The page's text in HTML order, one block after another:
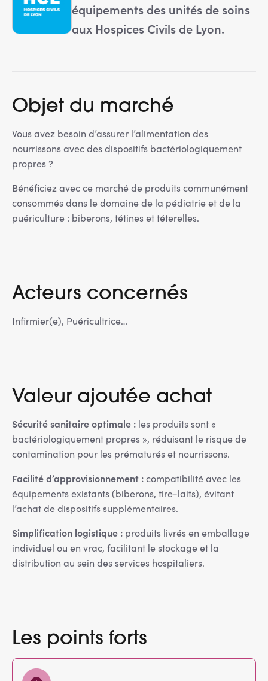
équipements des unités de soins
aux Hospices Civils de Lyon.
Objet du marché
Vous avez besoin d’assurer l’alimentation des
nourrissons avec des dispositifs bactériologiquement
propres ?
Bénéficiez avec ce marché de produits communément
consommés dans le domaine de la pédiatrie et de la
puériculture : biberons, tétines et téterelles.
Acteurs concernés
Infirmier(e), Puéricultrice…
Valeur ajoutée achat
Sécurité sanitaire optimale : les produits sont «
bactériologiquement propres », réduisant le risque de
contamination pour les prématurés et nourrissons.
Facilité d’approvisionnement :compatibilité avec les
équipements existants (biberons, tire-laits), évitant
l’achat de dispositifs supplémentaires.
Simplification logistique : produits livrés en emballage
individuel ou en vrac, facilitant le stockage et la
distribution au sein des services hospitaliers.
Les points forts